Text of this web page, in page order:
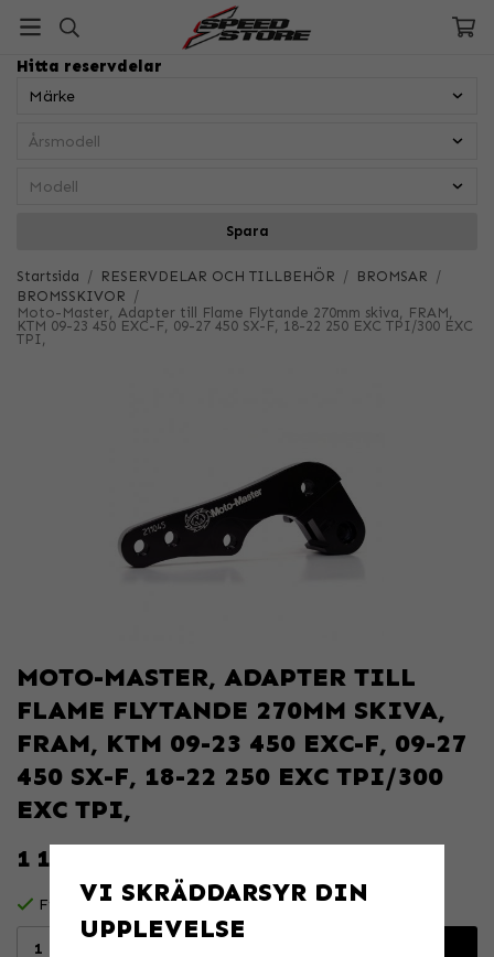
Hitta reservdelar
Spara
Startsida / RESERVDELAR OCH TILLBEHÖR / BROMSAR /
BROMSSKIVOR /
Moto-Master, Adapter till Flame Flytande 270mm skiva, FRAM,
KTM 09-23 450 EXC-F, 09-27 450 SX-F, 18-22 250 EXC TPI/300 EXC
TPI,
MOTO-MASTER, ADAPTER TILL
FLAME FLYTANDE 270MM SKIVA,
FRAM, KTM 09-23 450 EXC-F, 09-27
450 SX-F, 18-22 250 EXC TPI/300
EXC TPI,
1 159 KR
Finns i lager för omgående leverans
VI SKRÄDDARSYR DIN
UPPLEVELSE